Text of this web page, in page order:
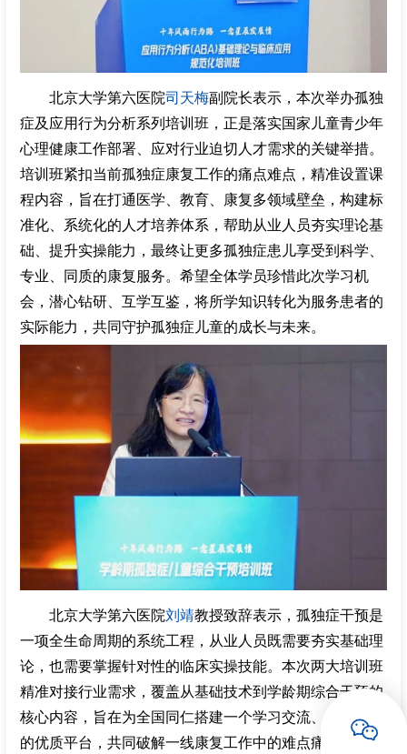
北京大学第六医院司天梅副院长表示，本次举办孤独
症及应用行为分析系列培训班，正是落实国家儿童青少年
心理健康工作部署、应对行业迫切人才需求的关键举措。
培训班紧扣当前孤独症康复工作的痛点难点，精准设置课
程内容，旨在打通医学、教育、康复多领域壁垒，构建标
准化、系统化的人才培养体系，帮助从业人员夯实理论基
础、提升实操能力，最终让更多孤独症患儿享受到科学、
专业、同质的康复服务。希望全体学员珍惜此次学习机
会，潜心钻研、互学互鉴，将所学知识转化为服务患者的
实际能力，共同守护孤独症儿童的成长与未来。
北京大学第六医院刘靖教授致辞表示，孤独症干预是
一项全生命周期的系统工程，从业人员既需要夯实基础理
论，也需要掌握针对性的临床实操技能。本次两大培训班
精准对接行业需求，覆盖从基础技术到学龄期综合干预的
核心内容，旨在为全国同仁搭建一个学习交流、技能提升
的优质平台，共同破解一线康复工作中的难点痛点。